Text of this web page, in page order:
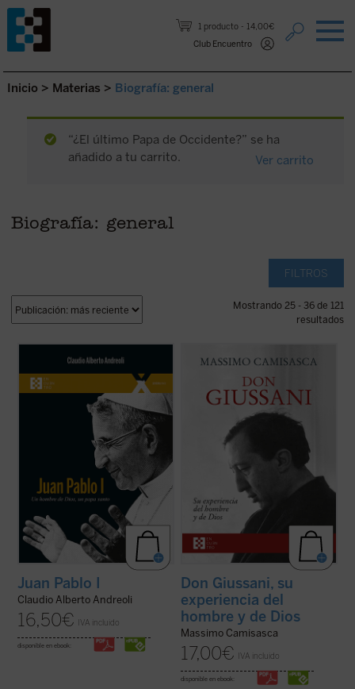
1 producto
14,00€
Club Encuentro
Saltar al contenido.
Inicio > Materias > Biografía: general
“¿El último Papa de Occidente?” se ha
añadido a tu carrito.
Ver carrito
Biografía: general
FILTROS
Mostrando 25 - 36 de 121
resultados
El 4 de septiembre de 2022 fue beatificado
el Siervo de Dios Albino Luciani, quien fue
papa con el nombre de Juan Pablo I, con
uno de los pontificados más breves de la
historia. El autor, que ha tenido la gracia de
conocer personalmente al beato ...(ver
Juan Pablo I
Claudio Alberto Andreoli
16,50€ IVA incluido
disponible en ebook:
grandes educadores del siglo XX. Esta
obra, escrita por uno de sus más
estrechos colaboradores a lo largo de
cuarenta años, conforma una sintética
biografía espiritual que permite conocer
(ver ficha)
Don Giussani, su
experiencia del
hombre y de Dios
Massimo Camisasca
17,00€ IVA incluido
disponible en ebook: